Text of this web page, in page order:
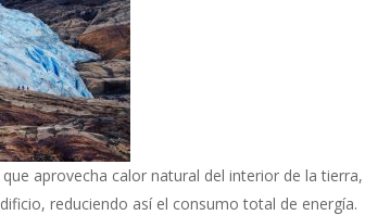
aprovecha calor natural del interior de la tierra,
reduciendo así el consumo total de energía.